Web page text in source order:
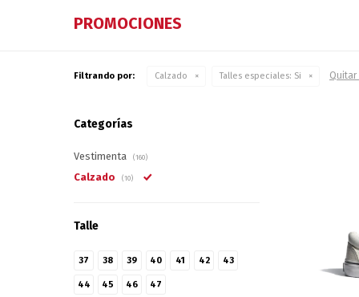
PROMOCIONES
Filtrando por: Calzado Talles especiales: Si
Categorías
Vestimenta (160)
Calzado (10)
Talle
37 38 39 40 41 42 43
44 45 46 47